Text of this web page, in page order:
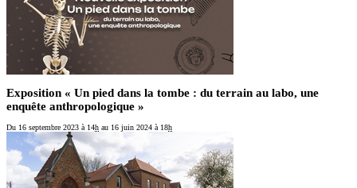
Exposition « Un pied dans la tombe : du terrain au labo, une
enquête anthropologique »
Du 16 septembre 2023 à 14h au 16 juin 2024 à 18h